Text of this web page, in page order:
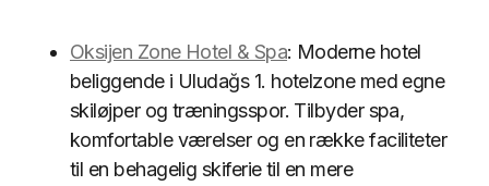
Oksijen Zone Hotel & Spa: Moderne hotel
beliggende i Uludağs 1. hotelzone med egne
skiløjper og træningsspor. Tilbyder spa,
komfortable værelser og en række faciliteter
til en behagelig skiferie til en mere